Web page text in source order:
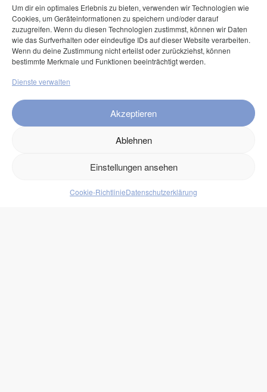
Um dir ein optimales Erlebnis zu bieten, verwenden wir Technologien wie
Cookies, um Geräteinformationen zu speichern und/oder darauf
zuzugreifen. Wenn du diesen Technologien zustimmst, können wir Daten
wie das Surfverhalten oder eindeutige IDs auf dieser Website verarbeiten.
Wenn du deine Zustimmung nicht erteilst oder zurückziehst, können
bestimmte Merkmale und Funktionen beeinträchtigt werden.
Dienste verwalten
Akzeptieren
Ablehnen
Einstellungen ansehen
Cookie-RichtlinieDatenschutzerklärung
American Express
Klarna Pay now
Klarna Rechnung
Service
FAQ
Kontakt